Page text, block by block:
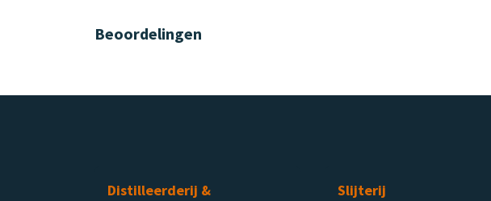
Beoordelingen
Distilleerderij &
Slijterij